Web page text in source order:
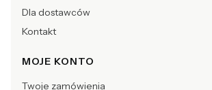
Dla dostawców
Kontakt
MOJE KONTO
Twoje zamówienia